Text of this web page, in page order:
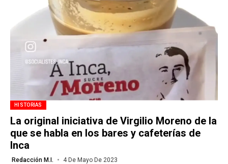
HISTORIAS
La original iniciativa de Virgilio Moreno de la
que se habla en los bares y cafeterías de
Inca
Redacción M.I. 4 De Mayo De 2023